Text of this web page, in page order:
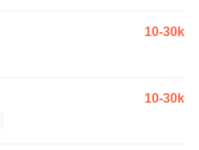
10-30k
10-30k